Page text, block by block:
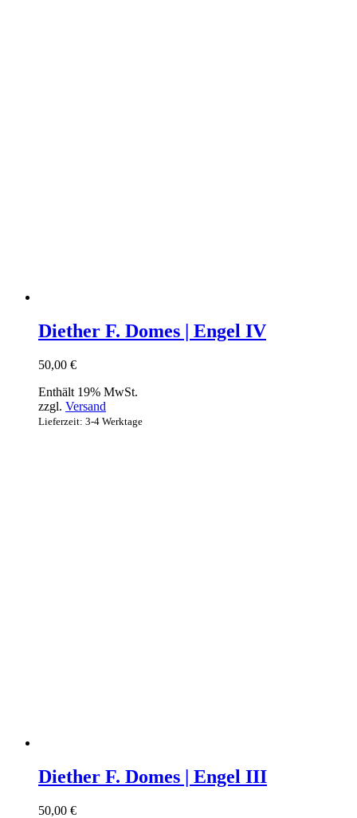
Diether F. Domes | Engel IV
50,00 €
Enthält 19% MwSt.
zzgl. Versand
Lieferzeit: 3-4 Werktage
Diether F. Domes | Engel III
50,00 €